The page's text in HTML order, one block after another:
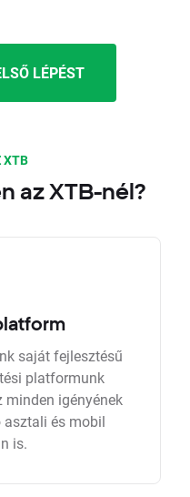
LÉPÉST
XTB
az XTB-nél?
saját fejlesztésű
platformunk
minden igényének
asztali és mobil
is.